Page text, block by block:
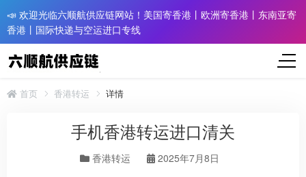
📣 欢迎光临六顺航供应链网站！美国寄香港丨欧洲寄香港丨东南亚寄
香港丨国际快递与空运进口专线
首页 香港转运 详情
手机香港转运进口清关
香港转运 2025年7月8日